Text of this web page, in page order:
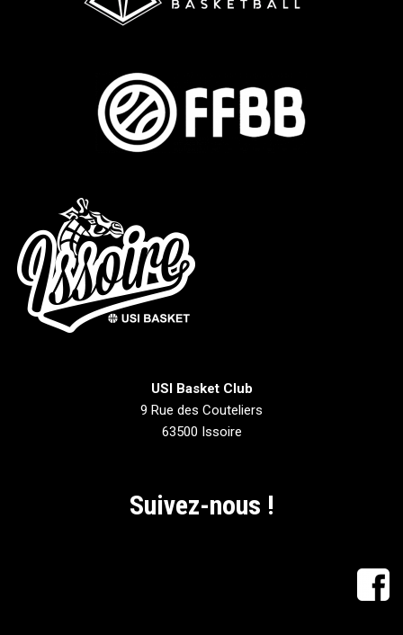
USI Basket Club
9 Rue des Couteliers
63500 Issoire
Suivez-nous !